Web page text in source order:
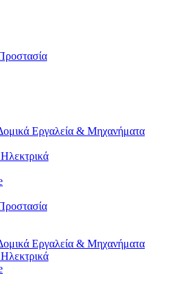
Εργαλεία & Μηχανήματα
Εργαλεία & Μηχανήματα